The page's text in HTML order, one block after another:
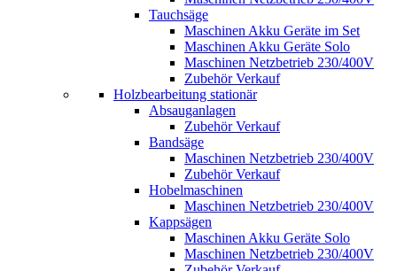
Tauchsäge
Maschinen Akku Geräte im Set
Maschinen Akku Geräte Solo
Maschinen Netzbetrieb 230/400V
Zubehör Verkauf
Holzbearbeitung stationär
Absauganlagen
Zubehör Verkauf
Bandsäge
Maschinen Netzbetrieb 230/400V
Zubehör Verkauf
Hobelmaschinen
Maschinen Netzbetrieb 230/400V
Kappsägen
Maschinen Akku Geräte Solo
Maschinen Netzbetrieb 230/400V